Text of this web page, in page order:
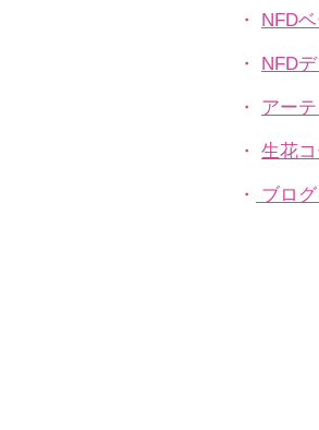
・ NFD
・ NFD
・ アー
​・ 生花
​・ ブロ